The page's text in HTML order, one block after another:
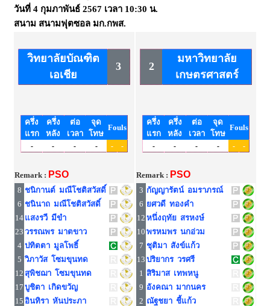
วันที่ 4 กุมภาพันธ์ 2567 เวลา 10:30 น.
สนาม สนามฟุตซอล มก.กพส.
วิทยาลัยบัณฑิต
เอเชีย
3
ครึ่ง
แรก
ครึ่ง
หลัง
ต่อ
เวลา
จุด
โทษ
Fouls
- - - - - -
Remark : PSO
8 ชนิกานต์ มณีโชติสวัสดิ์
6 ชนินาถ มณีโชติสวัสดิ์
14 แสงรวี มีขำ
23 วรรณพร มาตขาว
4 ปทิตตา มูลโพธิ์
5 วิภาวัส โซมขุนทด
12 สุพิชฌา โซมขุนทด
17 บูชิตา เกิดขวัญ
15 อินทิรา หันประภา
2
มหาวิทยาลัย
เกษตรศาสตร์
ครึ่ง
แรก
ครึ่ง
หลัง
ต่อ
เวลา
จุด
โทษ
Fouls
- - - - - -
Remark : PSO
3 กัญญารัตน์ อมราภรณ์
6 ยศวดี ทองคำ
12 หนึ่งฤทัย สรหงษ์
10 พรหมพร นกอ่วม
7 ชุติมา สังข์แก้ว
13 ปริยากร วรศรี
1 สิริมาส เทพหนู
9 อังคณา มากนคร
2 ณัฐชยา ชี้แก้ว